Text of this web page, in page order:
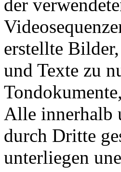
der
erstellte
und Texte zu
Alle innerhalb
durch Dritte
unterliegen